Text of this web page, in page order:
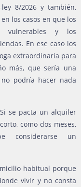
8/2026 y también,
los casos en que los
vulnerables y los
En ese caso los
extraordinaria para
más, que sería una
podría hacer nada
se pacta un alquiler
como dos meses,
considerarse un
habitual porque
vivir y no consta